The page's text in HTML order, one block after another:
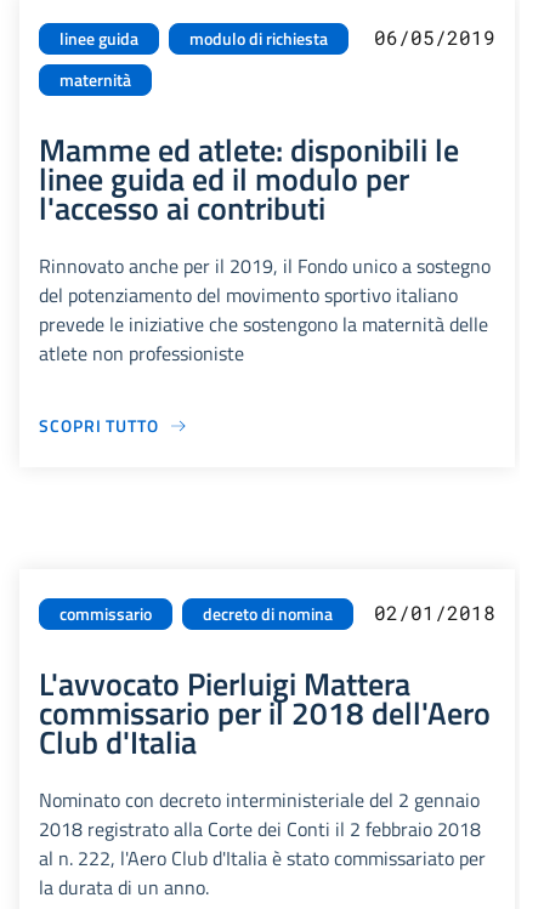
linee guida
modulo di richiesta
maternità
06/05/2019
Mamme ed atlete: disponibili le
linee guida ed il modulo per
l'accesso ai contributi
Rinnovato anche per il 2019, il Fondo unico a sostegno
del potenziamento del movimento sportivo italiano
prevede le iniziative che sostengono la maternità delle
atlete non professioniste
SCOPRI TUTTO
commissario decreto di nomina 02/01/2018
L'avvocato Pierluigi Mattera
commissario per il 2018 dell'Aero
Club d'Italia
Nominato con decreto interministeriale del 2 gennaio
2018 registrato alla Corte dei Conti il 2 febbraio 2018
al n. 222, l'Aero Club d'Italia è stato commissariato per
la durata di un anno.